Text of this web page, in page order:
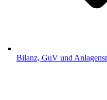
Bilanz, GuV und